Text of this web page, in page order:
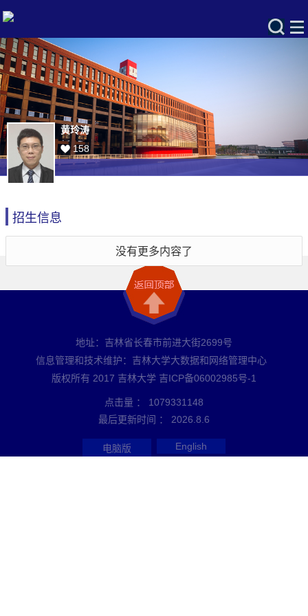
黄玲涛
158
招生信息
没有更多内容了
地址：吉林省长春市前进大街2699号
信息管理和技术维护：吉林大学大数据和网络管理中心
版权所有 2017 吉林大学 吉ICP备06002985号-1
点击量 ： 1079331148
最后更新时间 ： 2026 8 6
电脑版 English